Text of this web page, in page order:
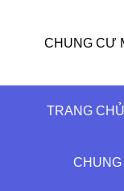
CHUNG CƯ
TRANG CHỦ
CHUNG